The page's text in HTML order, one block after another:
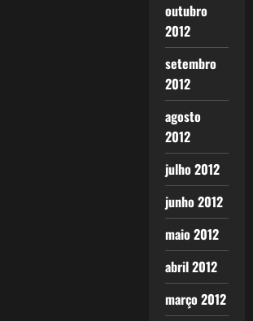
outubro
2012
setembro
2012
agosto
2012
julho 2012
junho 2012
maio 2012
abril 2012
março 2012